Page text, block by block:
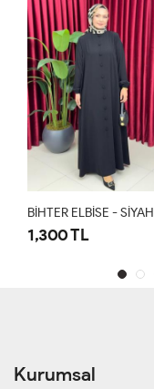
BİHTER ELBİSE - SİYAH
1,300 TL
Kurumsal